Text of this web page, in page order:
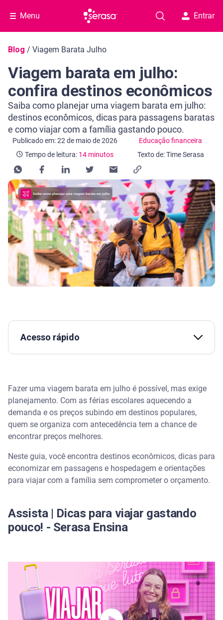
Menu Entrar
Navegação do blog
Blog / Viagem Barata Julho
Viagem barata em julho:
confira destinos econômicos
Saiba como planejar uma viagem barata em julho:
destinos econômicos, dicas para passagens baratas
e como viajar com a família gastando pouco.
Publicado em: 22 de maio de 2026 Educação financeira
Categoria Educação financeira
Tempo de leitura: 14 minutos
Tempo de leitura: 14 minutos
Texto de: Time Serasa
Acesso rápido
Como planejar uma viagem barata em julho?
Compre as passagens com antecedência
Prefira destinos menos óbvios
Checklist para planejar sua viagem barata em julho
Rio de Janeiro
Brasília
Fazer uma viagem barata em julho é possível, mas exige
planejamento. Com as férias escolares aquecendo a
demanda e os preços subindo em destinos populares,
quem se organiza com antecedência tem a chance de
encontrar preços melhores.
Neste guia, você encontra destinos econômicos, dicas para
economizar em passagens e hospedagem e orientações
para viajar com a família sem comprometer o orçamento.
Assista | Dicas para viajar gastando
pouco! - Serasa Ensina